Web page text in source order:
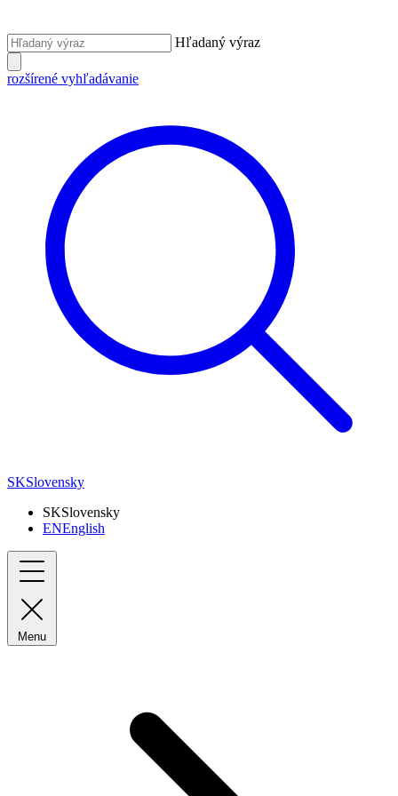
Hľadaný výraz
rozšírené vyhľadávanie
SKSlovensky
SKSlovensky
ENEnglish
Menu